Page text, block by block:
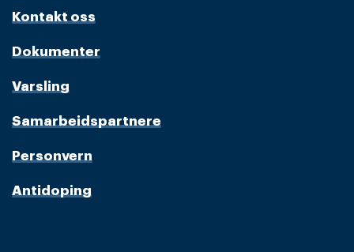
Kontakt oss
Dokumenter
Varsling
Samarbeidspartnere
Personvern
Antidoping